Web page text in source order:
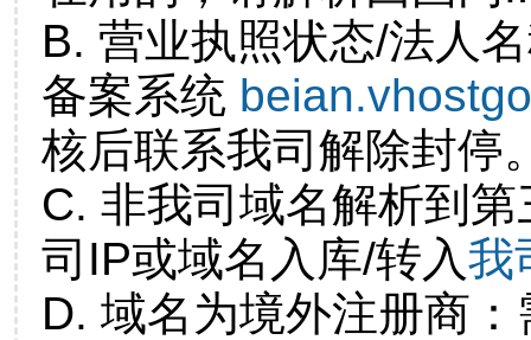
B. 营业执照状态/法人
备案系统
核后联系我司解除封停
C. 非我司域名解析到
司IP或域名入库/转入我
D. 域名为境外注册商